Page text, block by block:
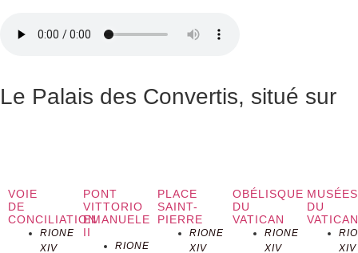
Le Palais des Convertis, situé sur
d’architecture de la Renaissance,
dont l’histoire est étroitement liée
VOIE
DE
CONCILIATION
RIONE
XIV
PONT
VITTORIO
EMANUELE
II
RIONE
PLACE
SAINT-
PIERRE
RIONE
XIV
OBÉLISQUE
DU
VATICAN
RIONE
XIV
MUSÉES
DU
XIV